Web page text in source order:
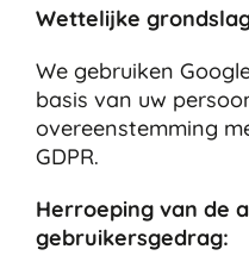
Wettelijke
We gebruiken
basis van uw
overeenstemming
GDPR.
Herroeping van de
gebruikersgedrag: